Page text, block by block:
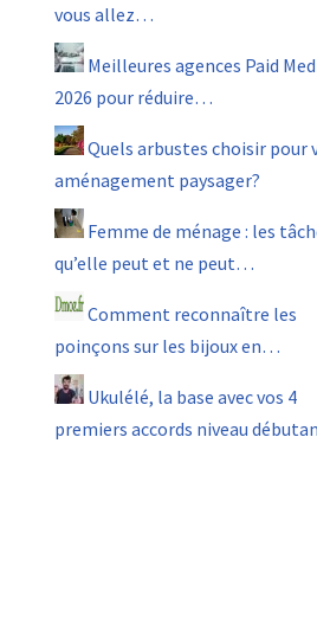
vous allez…
Meilleures agences Paid
2026 pour réduire…
Quels arbustes choisir pour
aménagement paysager?
Femme de ménage : les
qu’elle peut et ne peut…
Comment reconnaître les
poinçons sur les bijoux en…
Ukulélé, la base avec vos 4
premiers accords niveau